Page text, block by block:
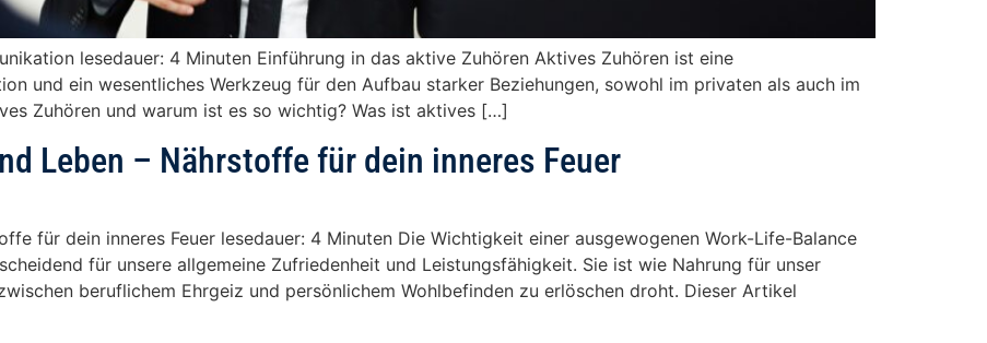
lesedauer: 4 Minuten Einführung in das aktive Zuhören Aktives Zuhören ist eine
und ein wesentliches Werkzeug für den Aufbau starker Beziehungen, sowohl im privaten als auch im
Zuhören und warum ist es so wichtig? Was ist aktives […]
Leben – Nährstoffe für dein inneres Feuer
für dein inneres Feuer lesedauer: 4 Minuten Die Wichtigkeit einer ausgewogenen Work-Life-Balance
für unsere allgemeine Zufriedenheit und Leistungsfähigkeit. Sie ist wie Nahrung für unser
beruflichem Ehrgeiz und persönlichem Wohlbefinden zu erlöschen droht. Dieser Artikel